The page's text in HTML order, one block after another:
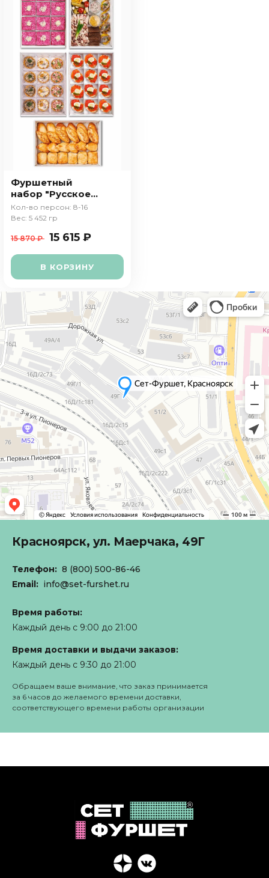
Фуршетный
набор "Русское
застолье"
Кол-во персон: 8-16
Вес: 5 452 гр
15 870 ₽ 15 615 ₽
В КОРЗИНУ
Красноярск, ул. Маерчака, 49Г
Телефон: 8 (800) 500-86-46
Email: info@set-furshet.ru
Время работы:
Каждый день с 9:00 до 21:00
Время доставки и выдачи заказов:
Каждый день с 9:30 до 21:00
Обращаем ваше внимание, что заказ принимается
за 6 часов до желаемого времени доставки,
соответствующего времени работы организации